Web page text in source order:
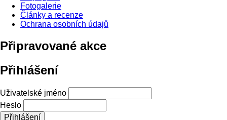
Fotogalerie
Články a recenze
Ochrana osobních údajů
Připravované akce
Přihlášení
Uživatelské jméno
Heslo